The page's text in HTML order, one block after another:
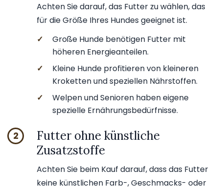
Achten Sie darauf, das Futter zu wählen, das
für die Größe Ihres Hundes geeignet ist.
✓
Große Hunde benötigen Futter mit
höheren Energieanteilen.
✓
Kleine Hunde profitieren von kleineren
Kroketten und speziellen Nährstoffen.
✓
Welpen und Senioren haben eigene
spezielle Ernährungsbedürfnisse.
2
Futter ohne künstliche
Zusatzstoffe
Achten Sie beim Kauf darauf, dass das Futter
keine künstlichen Farb-, Geschmacks- oder